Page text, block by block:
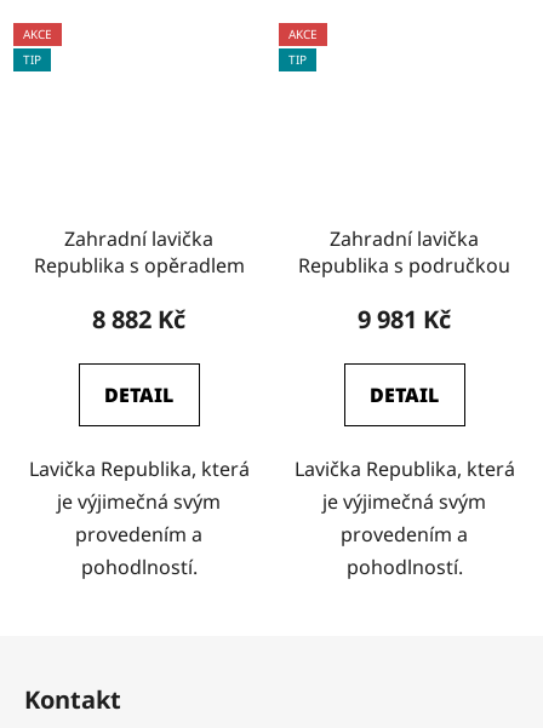
AKCE
TIP
Zahradní lavička
Republika s opěradlem
8 882 Kč
DETAIL
Lavička Republika, která
je výjimečná svým
provedením a
pohodlností.
AKCE
TIP
Zahradní lavička
Republika s područkou
9 981 Kč
DETAIL
Lavička Republika, která
je výjimečná svým
provedením a
pohodlností.
Kontakt